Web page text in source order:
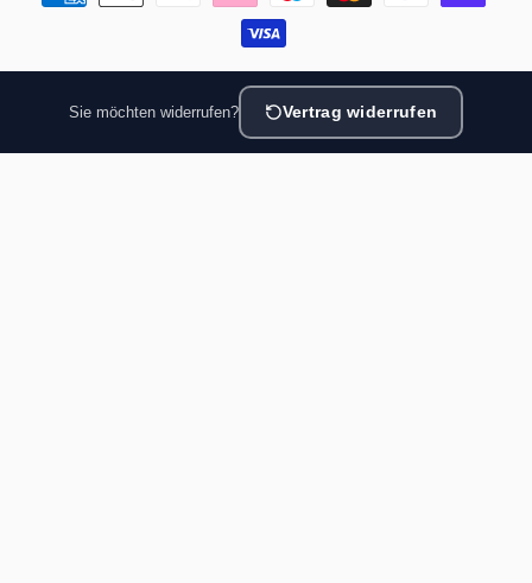
Sie möchten widerrufen? Vertrag widerrufen